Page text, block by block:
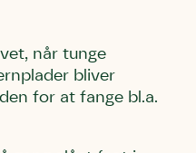
når tunge
bliver
for at fange bl.a.